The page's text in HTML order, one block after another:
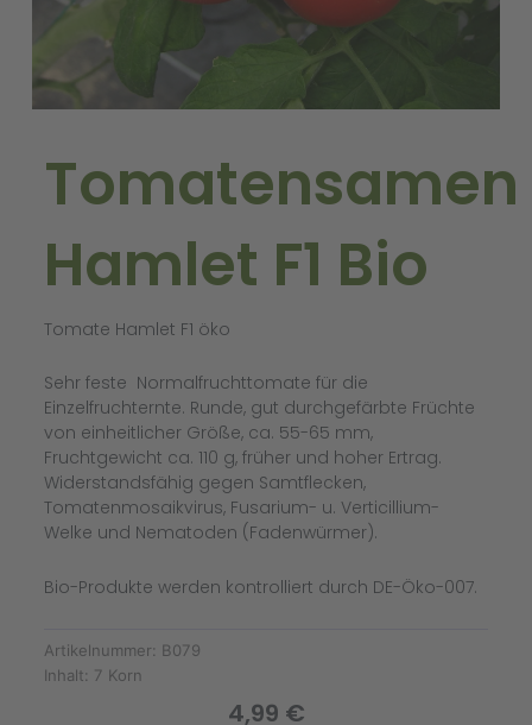
Tomatensamen
Hamlet F1 Bio
Tomate Hamlet F1 öko
Sehr feste Normalfruchttomate für die
Einzelfruchternte. Runde, gut durchgefärbte Früchte
von einheitlicher Größe, ca. 55-65 mm,
Fruchtgewicht ca. 110 g, früher und hoher Ertrag.
Widerstandsfähig gegen Samtflecken,
Tomatenmosaikvirus, Fusarium- u. Verticillium-
Welke und Nematoden (Fadenwürmer).
Bio-Produkte werden kontrolliert durch DE-Öko-007.
Artikelnummer: B079
Inhalt: 7 Korn
4,99 €